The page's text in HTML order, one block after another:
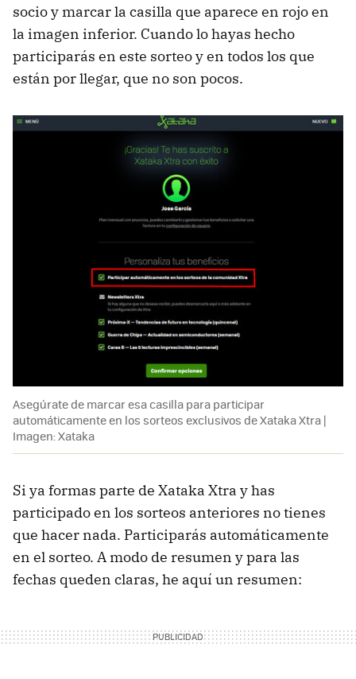
socio y marcar la casilla que aparece en rojo en
la imagen inferior. Cuando lo hayas hecho
participarás en este sorteo y en todos los que
están por llegar, que no son pocos.
Asegúrate de marcar esa casilla para participar
automáticamente en los sorteos exclusivos de Xataka Xtra |
Imagen: Xataka
Si ya formas parte de Xataka Xtra y has
participado en los sorteos anteriores no tienes
que hacer nada. Participarás automáticamente
en el sorteo. A modo de resumen y para las
fechas queden claras, he aquí un resumen: